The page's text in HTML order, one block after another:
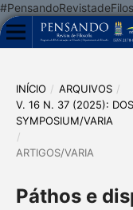
INÍCIO / ARQUIVOS /
V. 16 N. 37 (2025):
SYMPOSIUM/VARIA
/
ARTIGOS/VARIA
Páthos e